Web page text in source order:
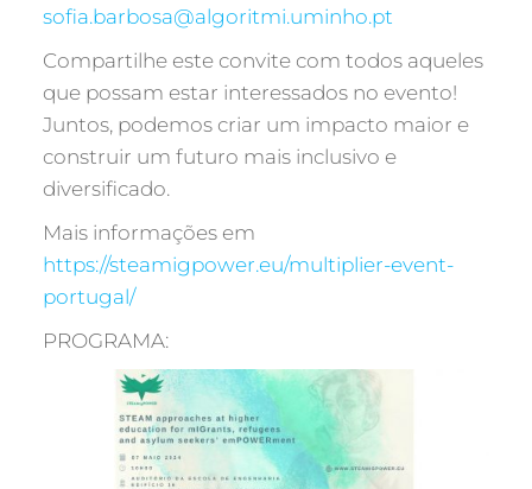
sofia.barbosa@algoritmi.uminho.pt
Compartilhe este convite com todos aqueles
que possam estar interessados no evento!
Juntos, podemos criar um impacto maior e
construir um futuro mais inclusivo e
diversificado.
Mais informações em
https://steamigpower.eu/multiplier-event-
portugal/
PROGRAMA: